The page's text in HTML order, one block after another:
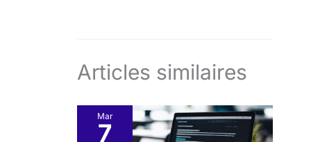
Articles similaires
Mar
7